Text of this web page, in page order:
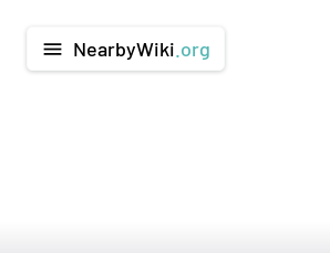
menu NearbyWiki .org